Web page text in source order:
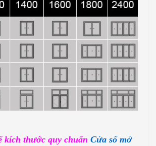
kích thước quy chuẩn Cửa sổ mở